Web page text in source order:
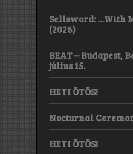
Sellsword: …With
(2026)
BEAT – Budapest,
július 15.
HETI ÖTÖS!
Nocturnal
HETI ÖTÖS!